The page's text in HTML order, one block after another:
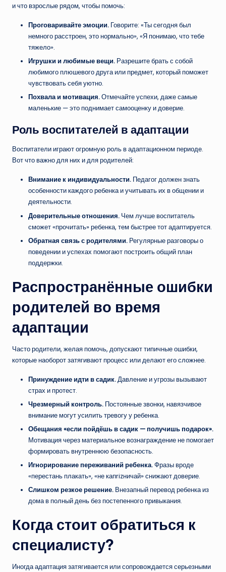
и что взрослые рядом, чтобы помочь:
Проговаривайте эмоции. Говорите: «Ты сегодня был
немного расстроен, это нормально», «Я понимаю, что тебе
тяжело».
Игрушки и любимые вещи. Разрешите брать с собой
любимого плюшевого друга или предмет, который поможет
чувствовать себя уютно.
Похвала и мотивация.Отмечайте успехи, даже самые
маленькие — это поднимает самооценку и доверие.
Роль воспитателей в адаптации
Воспитатели играют огромную роль в адаптационном периоде.
Вот что важно для них и для родителей:
Внимание к индивидуальности. Педагог должен знать
особенности каждого ребенка и учитывать их в общении и
деятельности.
Доверительные отношения. Чем лучше воспитатель
сможет «прочитать» ребенка, тем быстрее тот адаптируется.
Обратная связь с родителями. Регулярные разговоры о
поведении и успехах помогают построить общий план
поддержки.
Распространённые ошибки
родителей во время
адаптации
Часто родители, желая помочь, допускают типичные ошибки,
которые наоборот затягивают процесс или делают его сложнее.
Принуждение идти в садик.Давление и угрозы вызывают
страх и протест.
Чрезмерный контроль. Постоянные звонки, навязчивое
внимание могут усилить тревогу у ребенка.
Обещания «если пойдёшь в садик — получишь подарок».
Мотивация через материальное вознаграждение не помогает
формировать внутреннюю безопасность.
Игнорирование переживаний ребенка.Фразы вроде
«перестань плакать», «не капrizничай» снижают доверие.
Слишком резкое решение. Внезапный перевод ребенка из
дома в полный день без постепенного привыкания.
Когда стоит обратиться к
специалисту?
Иногда адаптация затягивается или сопровождается серьезными